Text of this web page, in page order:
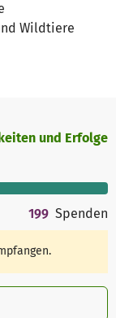
Wildtiere
und Erfolge
199 Spenden